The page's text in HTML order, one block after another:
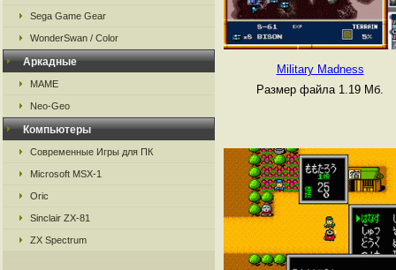
Sega Game Gear
WonderSwan / Color
Аркадные
MAME
Neo-Geo
Компьютеры
Современные Игры для ПК
Microsoft MSX-1
Oric
Sinclair ZX-81
ZX Spectrum
Military Madness
Размер файла 1.19 Мб.